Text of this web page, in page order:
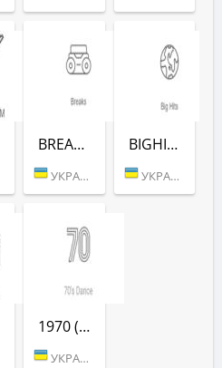
BREAKS (РАДІО РЕКОРД)
УКРАИНА (БЕРДИЧЕВ)
BIGHITS (РАДІО РЕКОРД)
УКРАИНА (БЕРДИЧЕВ)
1970 (РАДІО РЕКОРД)
УКРАИНА (БЕРДИЧЕВ)